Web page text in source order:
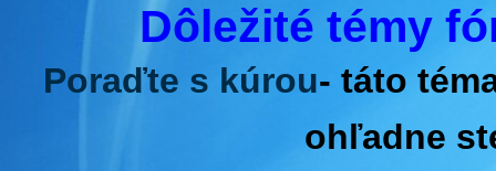
Dôležité témy
Poraďte s kúrou- táto
ohľadne